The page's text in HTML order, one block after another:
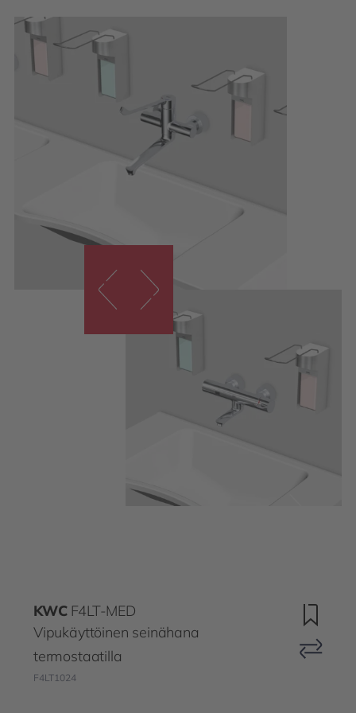
KWC F4LT-MED
Vipukäyttöinen seinähana
termostaatilla
F4LT1024